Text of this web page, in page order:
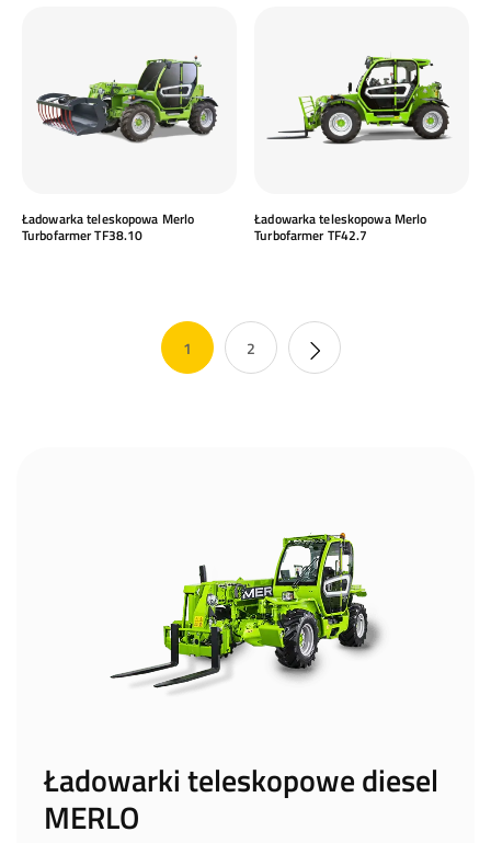
Ładowarka teleskopowa Merlo
Turbofarmer TF38.10
Ładowarka teleskopowa Merlo
Turbofarmer TF42.7
1 2
Ładowarki teleskopowe diesel
MERLO